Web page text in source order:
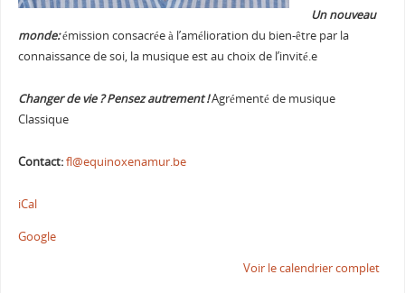
Un nouveau
monde:émission consacrée à l’amélioration du bien-être par la
connaissance de soi, la musique est au choix de l’invité.e
Changer de vie ? Pensez autrement !Agrémenté de musique
Classique
Contact:fl@equinoxenamur.be
iCal
Google
Voir le calendrier complet